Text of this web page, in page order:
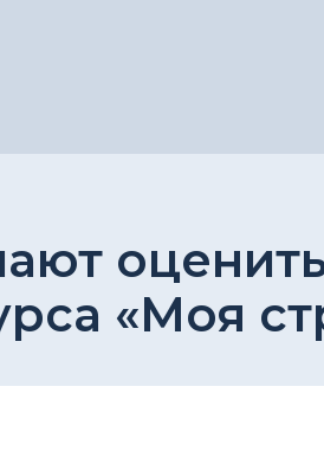
«Моя